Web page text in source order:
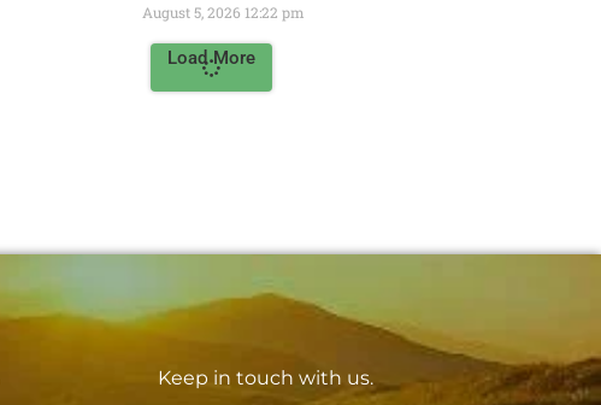
August 5, 2026 12:22 pm
Load More
Keep in touch with us.